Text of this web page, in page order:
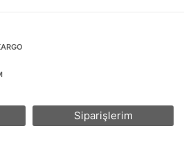
Siparişlerim